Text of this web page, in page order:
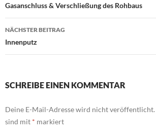
Gasanschluss & Verschließung des Rohbaus
NÄCHSTER BEITRAG
Innenputz
SCHREIBE EINEN KOMMENTAR
Deine E-Mail-Adresse wird nicht veröffentlicht.
sind mit * markiert